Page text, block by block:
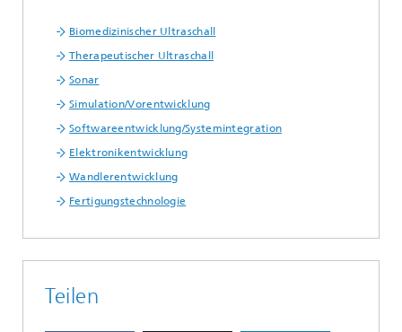
Biomedizinischer Ultraschall
Therapeutischer Ultraschall
Sonar
Simulation/Vorentwicklung
Softwareentwicklung/Systemintegration
Elektronikentwicklung
Wandlerentwicklung
Fertigungstechnologie
Teilen